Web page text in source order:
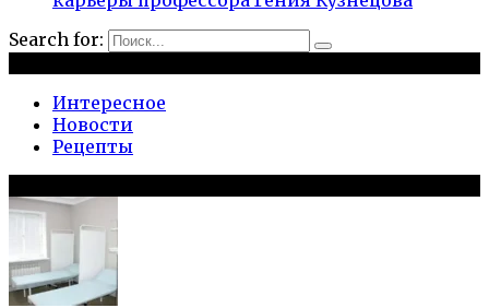
Search for:
Интересное
Новости
Рецепты